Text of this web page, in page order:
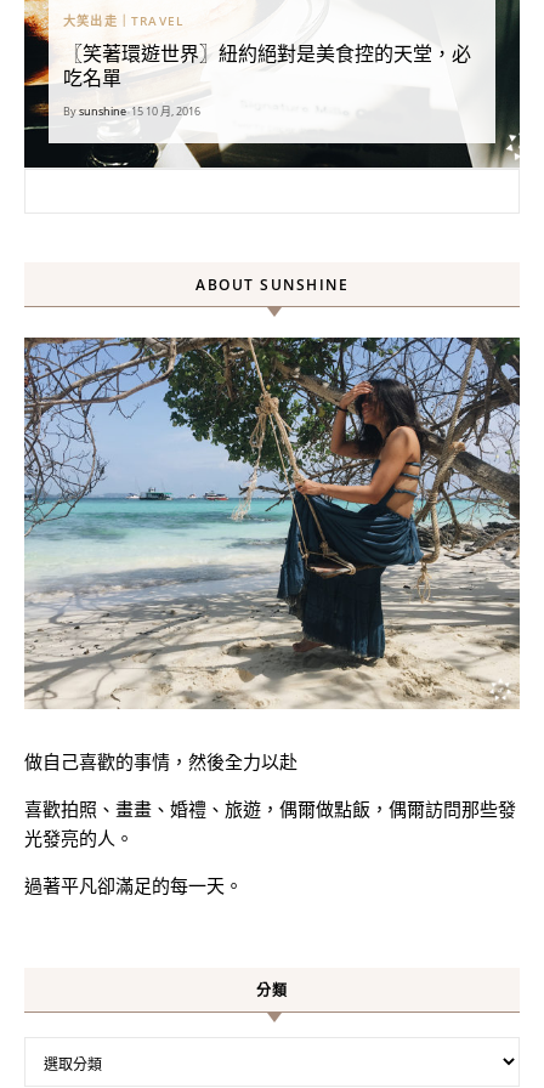
大笑出走｜TRAVEL
〖笑著環遊世界〗紐約絕對是美食控的天堂，必
吃名單
Bysunshine•15 10 月, 2016
ABOUT SUNSHINE
做自己喜歡的事情，然後全力以赴
喜歡拍照、畫畫、婚禮、旅遊，偶爾做點飯，偶爾訪問那些發
光發亮的人。
過著平凡卻滿足的每一天。
分類